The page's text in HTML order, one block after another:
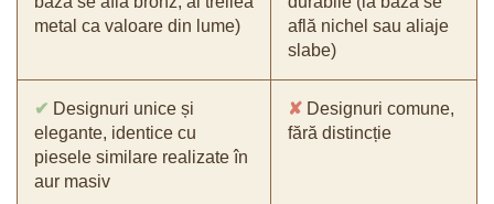
metal ca valoare din lume)
află nichel sau aliaje
slabe)
✔ Designuri unice și
elegante, identice cu
piesele similare realizate în
aur masiv
✘ Designuri comune,
fără distincție